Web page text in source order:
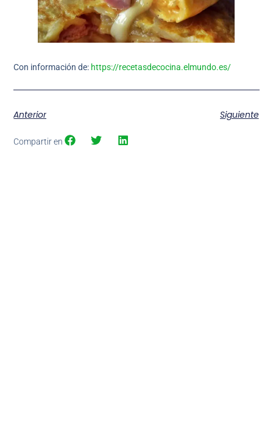
Con información de: https://recetasdecocina.elmundo.es/
Anterior Siguiente
Compartir en